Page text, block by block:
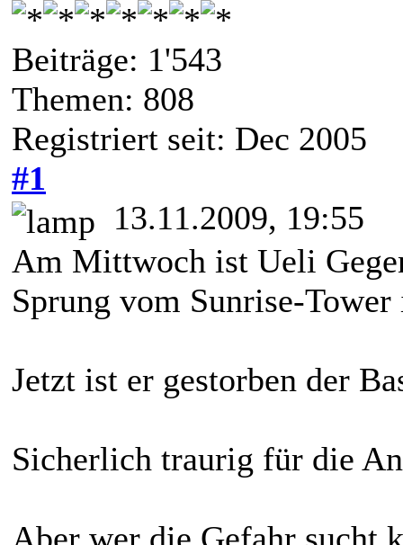
Beiträge: 1'543
Themen: 808
Registriert seit: Dec 2005
#1
13.11.2009, 19:55
Am Mittwoch ist Ueli
Sprung vom Sunrise-
Jetzt ist er gestorben der
Sicherlich traurig für die